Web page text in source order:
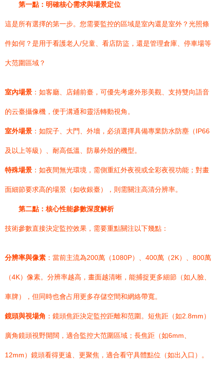
第一點：明確核心需求與場景定位
這是所有選擇的第一步。您需要監控的區域是室內還是室外？光照條
件如何？是用于看護老人/兒童、看店防盜，還是管理倉庫、停車場等
大范圍區域？
室內場景 ：如客廳、店鋪前臺，可優先考慮外形美觀、支持雙向語音
的云臺攝像機，便于溝通和靈活轉動視角。
室外場景 ：如院子、大門、外墻，必須選擇具備專業防水防塵（IP66
及以上等級）、耐高低溫、防暴外殼的機型。
特殊場景 ：如夜間無光環境，需側重紅外夜視或全彩夜視功能；對畫
面細節要求高的場景（如收銀臺），則需關注高清分辨率。
第二點：核心性能參數深度解析
技術參數直接決定監控效果，需要重點關注以下幾點：
分辨率與像素 ：當前主流為200萬（1080P）、400萬（2K）、800萬
（4K）像素。分辨率越高，畫面越清晰，能捕捉更多細節（如人臉、
車牌），但同時也會占用更多存儲空間和網絡帶寬。
鏡頭與視場角 ：鏡頭焦距決定監控距離和范圍。短焦距（如2.8mm）
廣角鏡頭視野開闊，適合監控大范圍區域；長焦距（如6mm、
12mm）鏡頭看得更遠、更聚焦，適合看守具體點位（如出入口）。